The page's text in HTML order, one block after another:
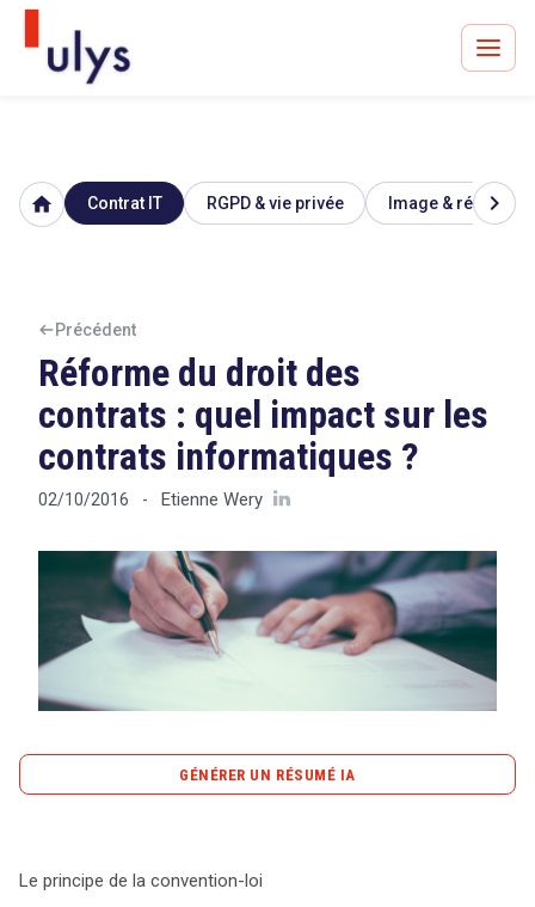
Avocats à Paris & Bruxelles
Un procès en vue ?
Tout sur le RGPD
Tout sur le droit de l'innovation
CONTACT
home Contrat IT RGPD & vie privée Image & réputation
chevron_right
Précédent
Réforme du droit des
contrats : quel impact sur les
contrats informatiques ?
02/10/2016 - Etienne Wery
GÉNÉRER UN RÉSUMÉ IA
qu’un contrat a la même force qu’une loi entre les
Le principe de la convention-loi